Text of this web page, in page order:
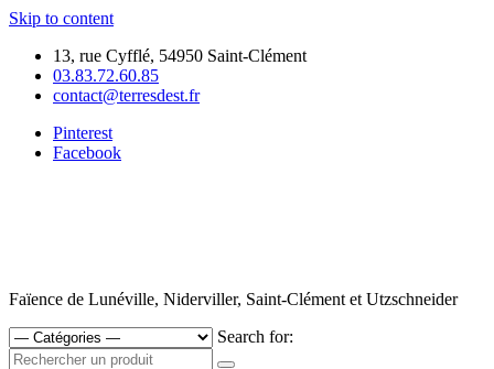
Skip to content
13, rue Cyfflé, 54950 Saint-Clément
03.83.72.60.85
contact@terresdest.fr
Pinterest
Facebook
Faïence de Lunéville, Niderviller, Saint-Clément et Utzschneider
Search for: